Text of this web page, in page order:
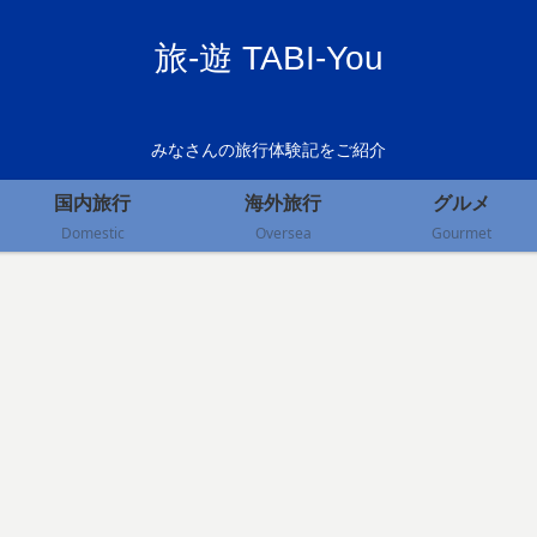
旅-遊 TABI-You
みなさんの旅行体験記をご紹介
国内旅行
Domestic
海外旅行
Oversea
グルメ
Gourmet